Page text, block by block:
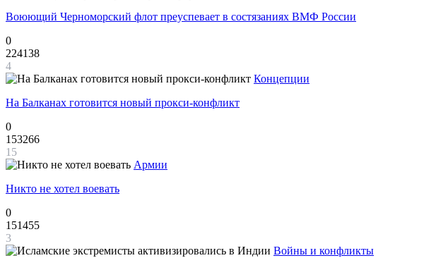
Воюющий Черноморский флот преуспевает в состязаниях ВМФ России
0
224138
4
Концепции
На Балканах готовится новый прокси-конфликт
0
153266
15
Армии
Никто не хотел воевать
0
151455
3
Войны и конфликты